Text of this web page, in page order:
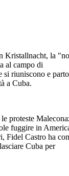
Kristallnacht, la
al campo di
si riuniscono e
a Cuba.
proteste
fuggire in
Fidel Castro ha
Cuba per